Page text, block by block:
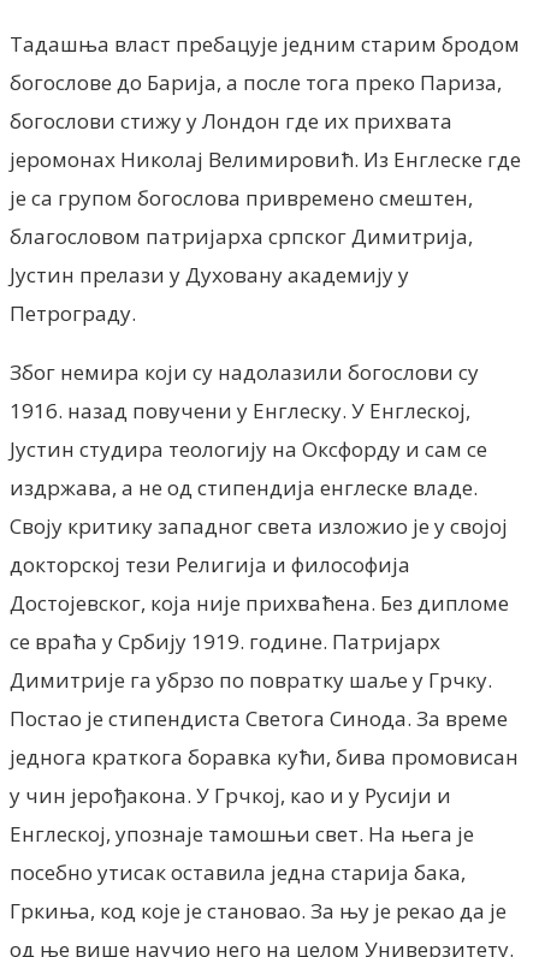
Тадашња власт пребацује једним старим бродом
богослове до Барија, а после тога преко Париза,
богослови стижу у Лондон где их прихвата
јеромонах Николај Велимировић. Из Енглеске где
је са групом богослова привремено смештен,
благословом патријарха српског Димитрија,
Јустин прелази у Духовану академију у
Петрограду.
Због немира који су надолазили богослови су
1916. назад повучени у Енглеску. У Енглеској,
Јустин студира теологију на Оксфорду и сам се
издржава, а не од стипендија енглеске владе.
Своју критику западног света изложио је у својој
докторској тези Религија и философија
Достојевског, која није прихваћена. Без дипломе
се враћа у Србију 1919. године. Патријарх
Димитрије га убрзо по повратку шаље у Грчку.
Постао је стипендиста Светога Синода. За време
једнога краткога боравка кући, бива промовисан
у чин јерођакона. У Грчкој, као и у Русији и
Енглеској, упознаје тамошњи свет. На њега је
посебно утисак оставила једна старија бака,
Гркиња, код које је становао. За њу је рекао да је
од ње више научио него на целом Универзитету.